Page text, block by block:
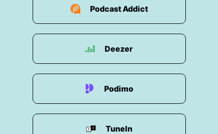
Podcast Addict
Deezer
Podimo
TuneIn